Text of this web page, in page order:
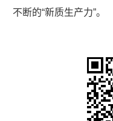
不断的“新质生产力”。